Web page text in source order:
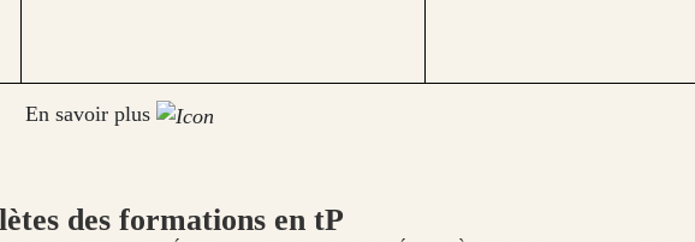
En savoir plus
des formations en tP